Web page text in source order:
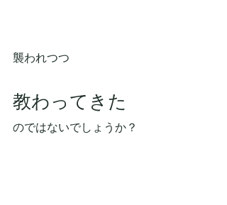
襲われつつ
教わってきた
のではないでしょうか？